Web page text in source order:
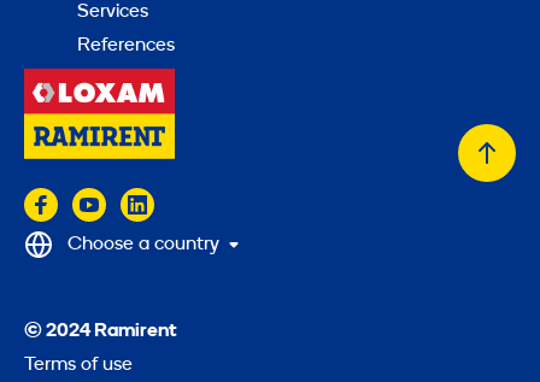
Services
References
Back
© 2024 Ramirent
Terms of use
Choose a country